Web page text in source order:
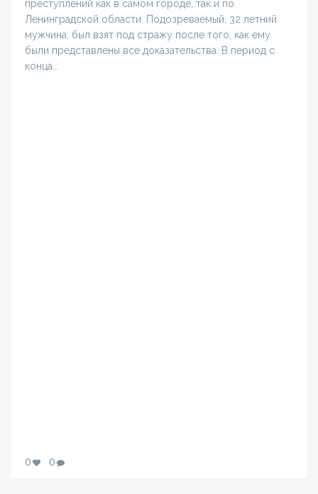
преступлений как в самом городе, так и по
Ленинградской области. Подозреваемый, 32 летний
мужчина, был взят под стражу после того, как ему
были представлены все доказательства. В период с
конца…
0 0